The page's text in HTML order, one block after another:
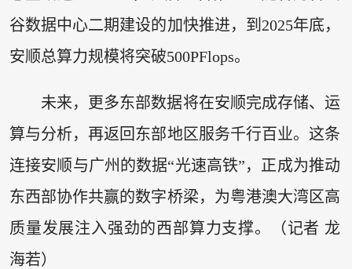
谷数据中心二期建设的加快推进，到2025年底，
安顺总算力规模将突破500PFlops。
未来，更多东部数据将在安顺完成存储、运
算与分析，再返回东部地区服务千行百业。这条
连接安顺与广州的数据“光速高铁”，正成为推动
东西部协作共赢的数字桥梁，为粤港澳大湾区高
质量发展注入强劲的西部算力支撑。（记者 龙
海若）